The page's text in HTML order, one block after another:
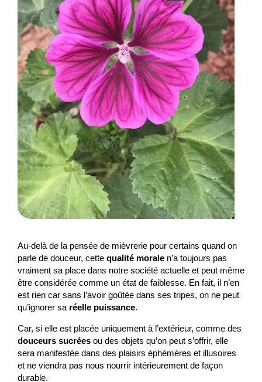
Au-delà de la pensée de mièvrerie pour certains quand on
parle de douceur, cette qualité moralen’a toujours pas
vraiment sa place dans notre société actuelle et peut même
être considérée comme un état de faiblesse. En fait, il n’en
est rien car sans l’avoir goûtée dans ses tripes, on ne peut
qu’ignorer sa réelle puissance.
Car, si elle est placée uniquement à l’extérieur, comme des
douceurs sucréesou des objets qu’on peut s’offrir, elle
sera manifestée dans des plaisirs éphémères et illusoires
et ne viendra pas nous nourrir intérieurement de façon
durable.